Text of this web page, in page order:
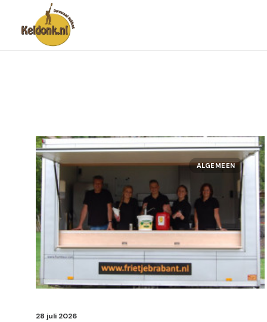
ALGEMEEN
28 juli 2026